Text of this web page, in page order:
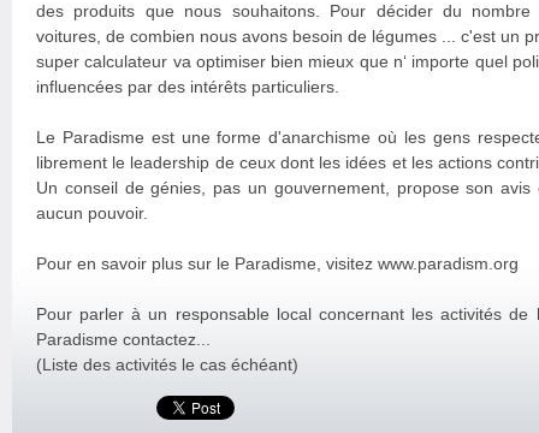
des produits que nous souhaitons. Pour décider du
voitures, de combien nous avons besoin de légumes ... c'est un
super calculateur va optimiser bien mieux que n‘ importe quel
influencées par des intérêts particuliers.
Le Paradisme est une forme d'anarchisme où les gens
librement le leadership de ceux dont les idées et les actions
Un conseil de génies, pas un gouvernement, propose son
aucun pouvoir.
Pour en savoir plus sur le Paradisme, visitez www.paradism.org
Pour parler à un responsable local concernant les activités de
Paradisme contactez...
(Liste des activités le cas échéant)